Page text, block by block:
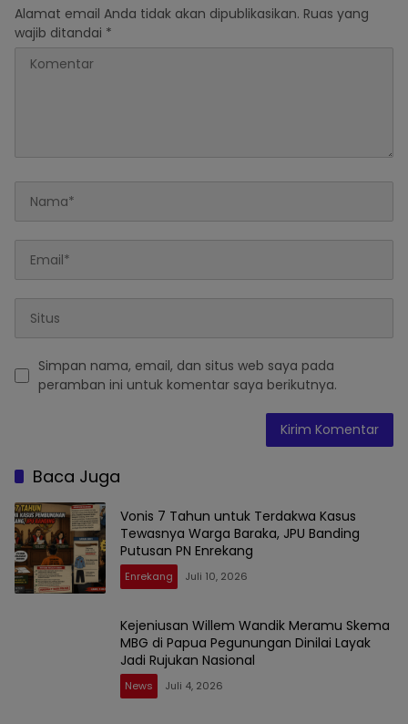
Alamat email Anda tidak akan dipublikasikan. Ruas yang
wajib ditandai *
Simpan nama, email, dan situs web saya pada
peramban ini untuk komentar saya berikutnya.
Baca Juga
Vonis 7 Tahun untuk Terdakwa Kasus
Tewasnya Warga Baraka, JPU Banding
Putusan PN Enrekang
Enrekang Juli 10, 2026
Kejeniusan Willem Wandik Meramu Skema
MBG di Papua Pegunungan Dinilai Layak
Jadi Rujukan Nasional
News Juli 4, 2026